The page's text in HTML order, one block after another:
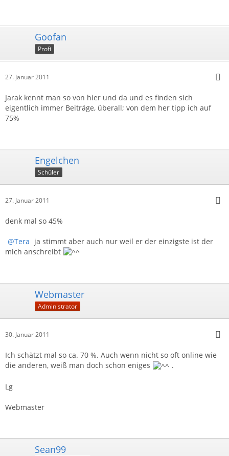
Goofan
Profi
27. Januar 2011
Jarak kennt man so von hier und da und es finden sich
eigentlich immer Beiträge, überall; von dem her tipp ich auf
75%
Engelchen
Schüler
27. Januar 2011
denk mal so 45%
Tera ja stimmt aber auch nur weil er der einzigste ist der
mich anschreibt
Webmaster
Administrator
30. Januar 2011
Ich schätzt mal so ca. 70 %. Auch wenn nicht so oft online wie
die anderen, weiß man doch schon eniges
.
Lg
Webmaster
Sean99